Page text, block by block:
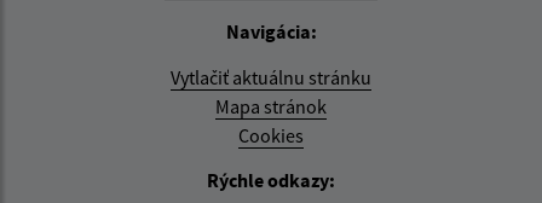
Navigácia:
Vytlačiť aktuálnu stránku
Mapa stránok
Cookies
Rýchle odkazy: